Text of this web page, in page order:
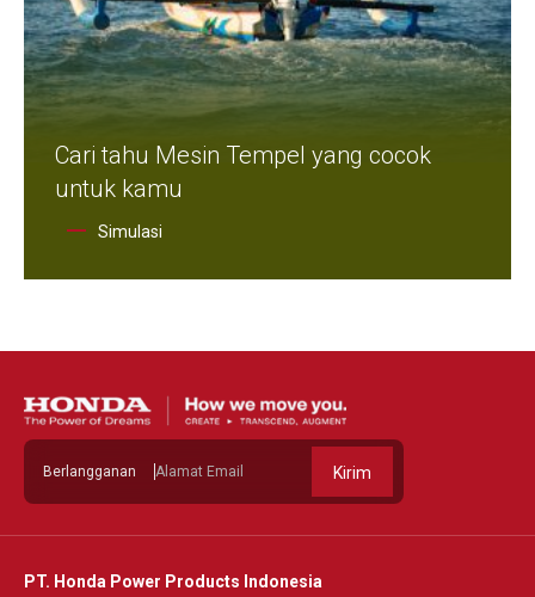
Cari tahu Mesin Tempel yang cocok
untuk kamu
Simulasi
Berlangganan Kirim
PT. Honda Power Products Indonesia